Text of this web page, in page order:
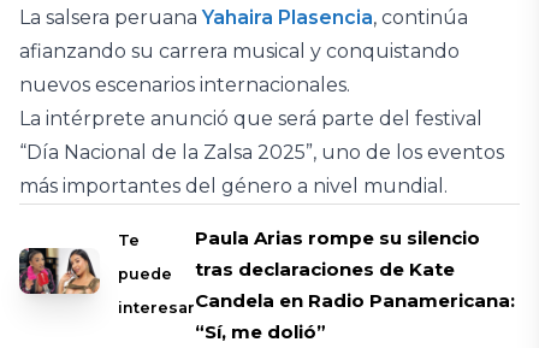
La salsera peruanaYahaira Plasencia, continúa
afianzando su carrera musical y conquistando
nuevos escenarios internacionales.
La intérprete anunció que será parte del festival
“Día Nacional de la Zalsa 2025”, uno de los eventos
más importantes del género a nivel mundial.
Te
puede
interesar
Paula Arias rompe su silencio
tras declaraciones de Kate
Candela en Radio Panamericana:
“Sí, me dolió”